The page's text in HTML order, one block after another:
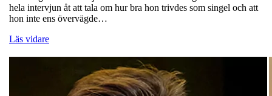
hela intervjun åt att tala om hur bra hon trivdes som singel och att
hon inte ens övervägde…
Läs vidare